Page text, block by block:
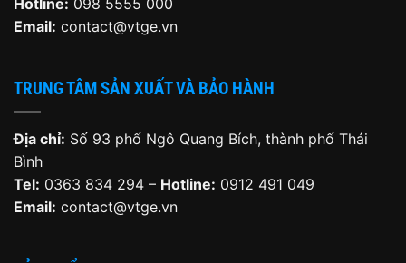
Email: contact@vtge.vn
TRUNG TÂM SẢN XUẤT VÀ BẢO HÀNH
Địa chỉ: Số 93 phố Ngô Quang Bích, thành phố Thái
Bình
Tel: 0363 834 294 – Hotline: 0912 491 049
Email: contact@vtge.vn